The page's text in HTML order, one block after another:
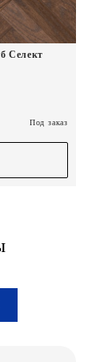
Селект
Под заказ